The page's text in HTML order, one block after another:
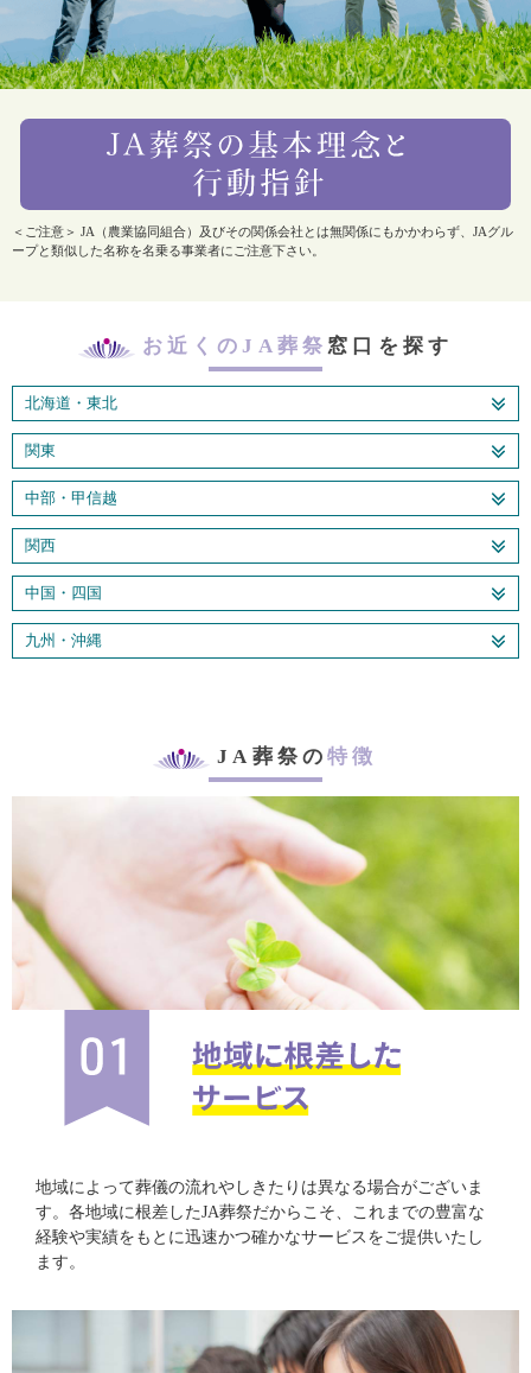
＜ご注意＞ JA（農業協同組合）及びその関係会社とは無関係にもかかわらず、JAグル
ープと類似した名称を名乗る事業者にご注意下さい。
お近くのJA葬祭 窓口を探す
北海道・東北
関東
中部・甲信越
関西
中国・四国
九州・沖縄
JA葬祭の特徴
地域によって葬儀の流れやしきたりは異なる場合がございま
す。各地域に根差したJA葬祭だからこそ、これまでの豊富な
経験や実績をもとに迅速かつ確かなサービスをご提供いたし
ます。